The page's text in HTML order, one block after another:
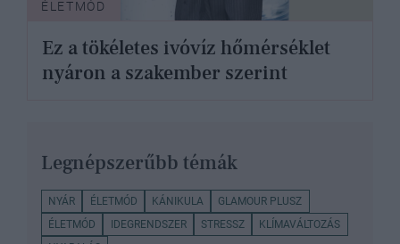
ÉLETMÓD
Ez a tökéletes ivóvíz hőmérséklet
nyáron a szakember szerint
Legnépszerűbb témák
NYÁR ÉLETMÓD KÁNIKULA
GLAMOUR PLUSZ
ÉLETMÓD
IDEGRENDSZER STRESSZ
KLÍMAVÁLTOZÁS